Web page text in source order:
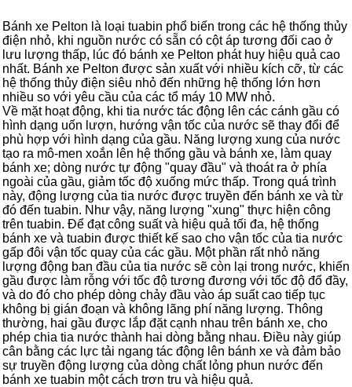
Bánh xe Pelton là loại tuabin phổ biến trong các hệ thống thủy
điện nhỏ, khi nguồn nước có sẵn có cột áp tương đối cao ở
lưu lượng thấp, lúc đó bánh xe Pelton phát huy hiệu quả cao
nhất. Bánh xe Pelton được sản xuất với nhiều kích cỡ, từ các
hệ thống thủy điện siêu nhỏ đến những hệ thống lớn hơn
nhiều so với yêu cầu của các tổ máy 10 MW nhỏ.
Về mặt hoạt động, khi tia nước tác động lên các cánh gầu có
hình dạng uốn lượn, hướng vận tốc của nước sẽ thay đổi để
phù hợp với hình dạng của gầu. Năng lượng xung của nước
tạo ra mô-men xoắn lên hệ thống gầu và bánh xe, làm quay
bánh xe; dòng nước tự động "quay đầu" và thoát ra ở phía
ngoài của gầu, giảm tốc độ xuống mức thấp. Trong quá trình
này, động lượng của tia nước được truyền đến bánh xe và từ
đó đến tuabin. Như vậy, năng lượng "xung" thực hiện công
trên tuabin. Để đạt công suất và hiệu quả tối đa, hệ thống
bánh xe và tuabin được thiết kế sao cho vận tốc của tia nước
gấp đôi vận tốc quay của các gầu. Một phần rất nhỏ năng
lượng động ban đầu của tia nước sẽ còn lại trong nước, khiến
gầu được làm rỗng với tốc độ tương đương với tốc độ đổ đầy,
và do đó cho phép dòng chảy đầu vào áp suất cao tiếp tục
không bị gián đoạn và không lãng phí năng lượng. Thông
thường, hai gầu được lắp đặt cạnh nhau trên bánh xe, cho
phép chia tia nước thành hai dòng bằng nhau. Điều này giúp
cân bằng các lực tải ngang tác động lên bánh xe và đảm bảo
sự truyền động lượng của dòng chất lỏng phun nước đến
bánh xe tuabin một cách trơn tru và hiệu quả.